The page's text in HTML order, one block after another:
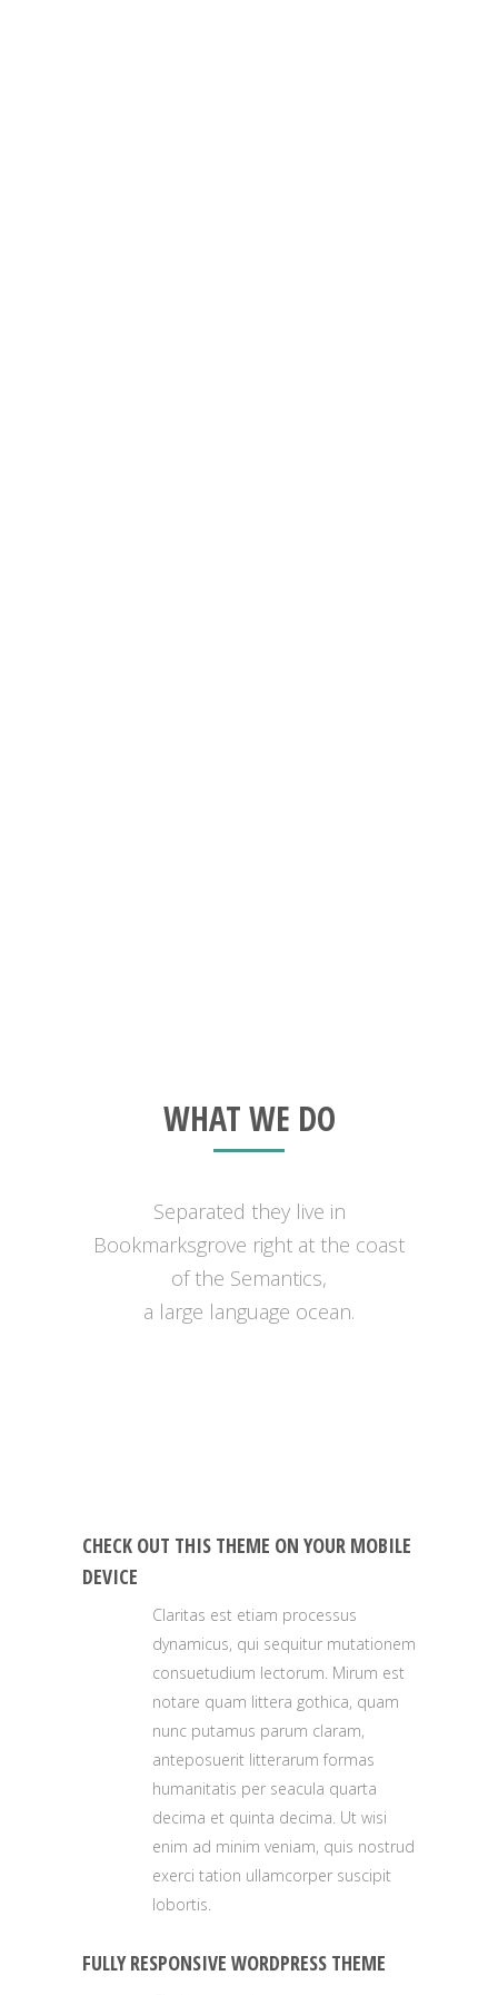
WHAT WE DO
Separated they live in
Bookmarksgrove right at the coast
of the Semantics,
a large language ocean.
CHECK OUT THIS THEME ON YOUR MOBILE
DEVICE
Claritas est etiam processus
dynamicus, qui sequitur mutationem
consuetudium lectorum. Mirum est
notare quam littera gothica, quam
nunc putamus parum claram,
anteposuerit litterarum formas
humanitatis per seacula quarta
decima et quinta decima. Ut wisi
enim ad minim veniam, quis nostrud
exerci tation ullamcorper suscipit
lobortis.
FULLY RESPONSIVE WORDPRESS THEME